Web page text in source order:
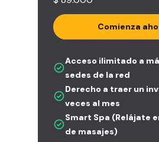
Comienza
Acceso ilimitado a
sedes de la red
Derecho a traer un
veces al mes
Smart Spa (Relájate
de masajes)